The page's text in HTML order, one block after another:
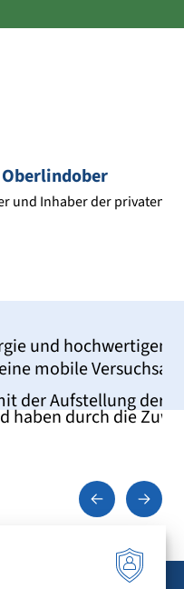
Aufstellung
und
mobile
und Inhaber der privaten
durch die